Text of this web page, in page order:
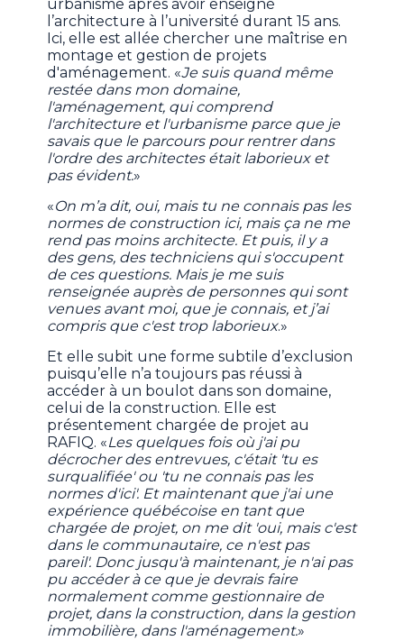
urbanisme après avoir enseigné
l’architecture à l’université durant 15 ans.
Ici, elle est allée chercher une maîtrise en
montage et gestion de projets
d'aménagement. «Je suis quand même
restée dans mon domaine,
l'aménagement, qui comprend
l'architecture et l'urbanisme parce que je
savais que le parcours pour rentrer dans
l'ordre des architectes était laborieux et
pas évident.»
«On m’a dit, oui, mais tu ne connais pas les
normes de construction ici, mais ça ne me
rend pas moins architecte. Et puis, il y a
des gens, des techniciens qui s'occupent
de ces questions. Mais je me suis
renseignée auprès de personnes qui sont
venues avant moi, que je connais, et j’ai
compris que c'est trop laborieux.»
Et elle subit une forme subtile d’exclusion
puisqu’elle n’a toujours pas réussi à
accéder à un boulot dans son domaine,
celui de la construction. Elle est
présentement chargée de projet au
RAFIQ. «Les quelques fois où j'ai pu
décrocher des entrevues, c'était 'tu es
surqualifiée' ou 'tu ne connais pas les
normes d'ici'. Et maintenant que j'ai une
expérience québécoise en tant que
chargée de projet, on me dit 'oui, mais c'est
dans le communautaire, ce n'est pas
pareil'. Donc jusqu'à maintenant, je n'ai pas
pu accéder à ce que je devrais faire
normalement comme gestionnaire de
projet, dans la construction, dans la gestion
immobilière, dans l'aménagement.»